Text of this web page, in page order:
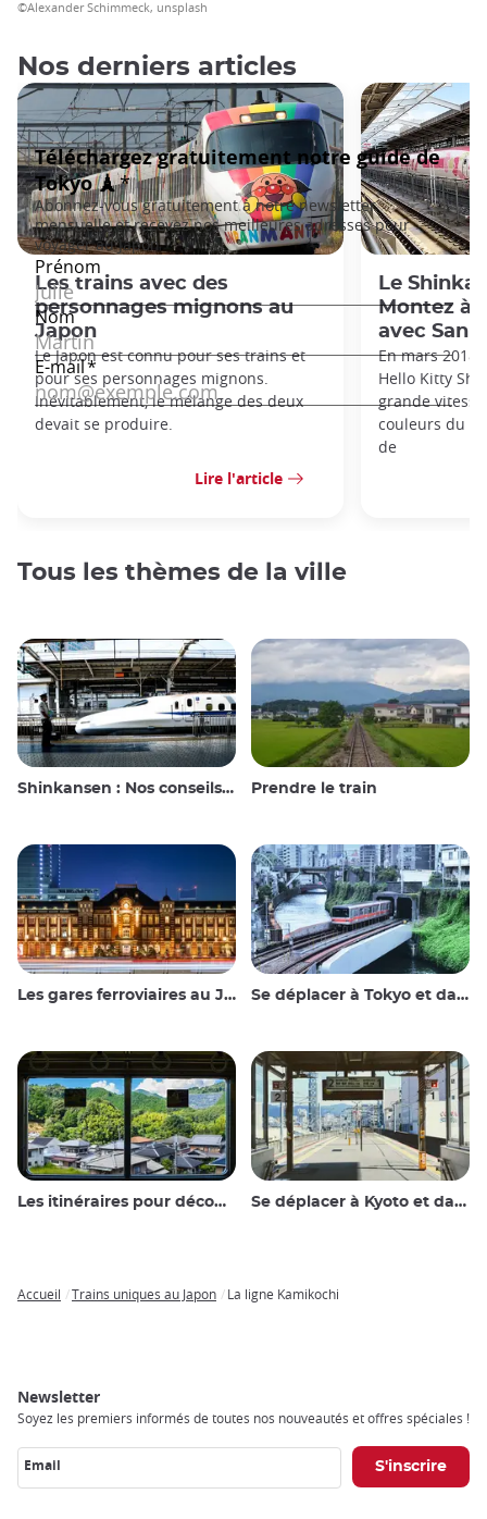
©Alexander Schimmeck, unsplash
Nos derniers articles
Les trains avec des
personnages mignons au
Japon
Le Japon est connu pour ses trains et
pour ses personnages mignons.
Inévitablement, le mélange des deux
devait se produire.
Lire l'article
Le
Montez à
avec
En mars 2018,
Hello Kitty
grande
couleurs du
de
Tous les thèmes de la ville
Shinkansen : Nos conseils de voyage pour le train à grande vitesse japonais Prendre le train
Les gares ferroviaires au Japon Se déplacer à Tokyo et dans les environs
Les itinéraires pour découvrir le Japon Se déplacer à Kyoto et dans les environs
Accueil Trains uniques au Japon La ligne Kamikochi
Newsletter
Soyez les premiers informés de toutes nos nouveautés et offres spéciales !
Email